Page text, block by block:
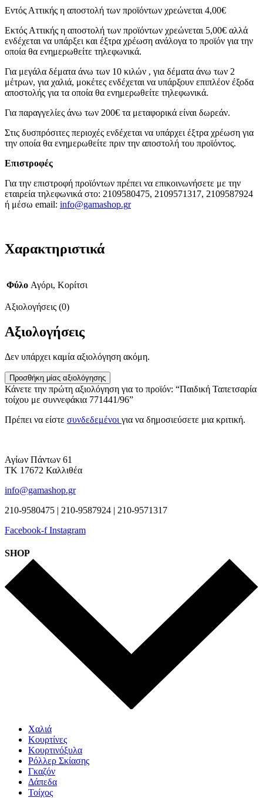
Εντός Αττικής η αποστολή των προϊόντων χρεώνεται 4,00€
Εκτός Αττικής η αποστολή των προϊόντων χρεώνεται 5,00€ αλλά
ενδέχεται να υπάρξει και έξτρα χρέωση ανάλογα το προϊόν για την
οποία θα ενημερωθείτε τηλεφωνικά.
Για μεγάλα δέματα άνω των 10 κιλών , για δέματα άνω των 2
μέτρων, για χαλιά, μοκέτες ενδέχεται να υπάρξουν επιπλέον έξοδα
αποστολής για τα οποία θα ενημερωθείτε τηλεφωνικά.
Για παραγγελίες άνω των 200€ τα μεταφορικά είναι δωρεάν.
Στις δυσπρόσιτες περιοχές ενδέχεται να υπάρχει έξτρα χρέωση για
την οποία θα ενημερωθείτε πριν την αποστολή του προϊόντος.
Επιστροφές
Για την επιστροφή προϊόντων πρέπει να επικοινωνήσετε με την
εταιρεία τηλεφωνικά στο: 2109580475, 2109571317, 2109587924
ή μέσω email: info@gamashop.gr
Χαρακτηριστικά
Φύλο Αγόρι, Κορίτσι
Αξιολογήσεις (0)
Αξιολογήσεις
Δεν υπάρχει καμία αξιολόγηση ακόμη.
Προσθήκη μίας αξιολόγησης
Κάνετε την πρώτη αξιολόγηση για το προϊόν: “Παιδική Ταπετσαρία
τοίχου με συννεφάκια 771441/96”
Πρέπει να είστε συνδεδεμένοι για να δημοσιεύσετε μια κριτική.
Αγίων Πάντων 61
ΤΚ 17672 Καλλιθέα
info@gamashop.gr
210-9580475 | 210-9587924 | 210-9571317
Facebook-f Instagram
SHOP
Χαλιά
Κουρτίνες
Κουρτινόξυλα
Ρόλλερ Σκίασης
Γκαζόν
Δάπεδα
Τοίχος